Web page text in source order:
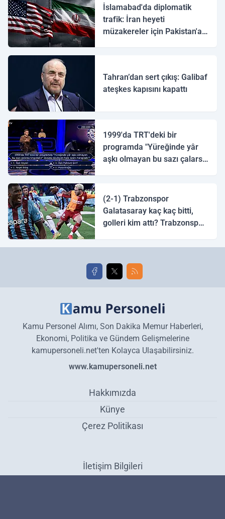
İslamabad'da diplomatik
trafik: İran heyeti
müzakereler için Pakistan'a
Tahran’dan sert çıkış: Galibaf
ateşkes kapısını kapattı
1999'da TRT'deki bir
programda "Yüreğinde yâr
aşkı olmayan bu sazı çalarsa
(2-1) Trabzonspor
Galatasaray kaç kaç bitti,
golleri kim attı? Trabzonspor
golleri!
Kamu Personel Alımı, Son Dakika Memur Haberleri,
Ekonomi, Politika ve Gündem Gelişmelerine
kamupersoneli.net'ten Kolayca Ulaşabilirsiniz.
www.kamupersoneli.net
Hakkımızda
Künye
Çerez Politikası
İletişim Bilgileri